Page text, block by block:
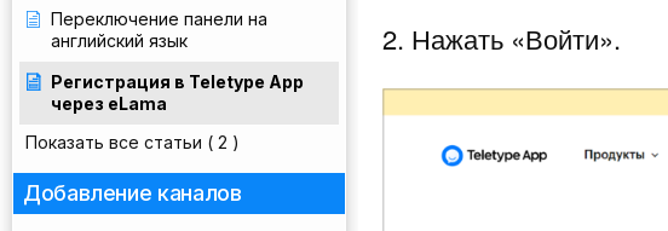
Переключение панели на
английский язык
Регистрация в Teletype App
через eLama
Показать все статьи ( 2 )
Добавление каналов
2. Нажать «Войти».